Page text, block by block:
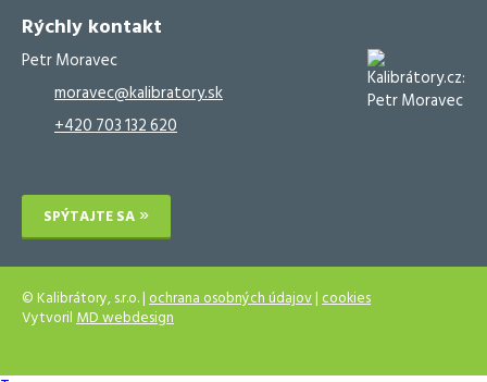
Rýchly kontakt
Petr Moravec
moravec@kalibratory.sk
+420 703 132 620
SPÝTAJTE SA
© Kalibrátory, s.r.o. |ochrana osobných údajov|cookies
VytvorilMD webdesign